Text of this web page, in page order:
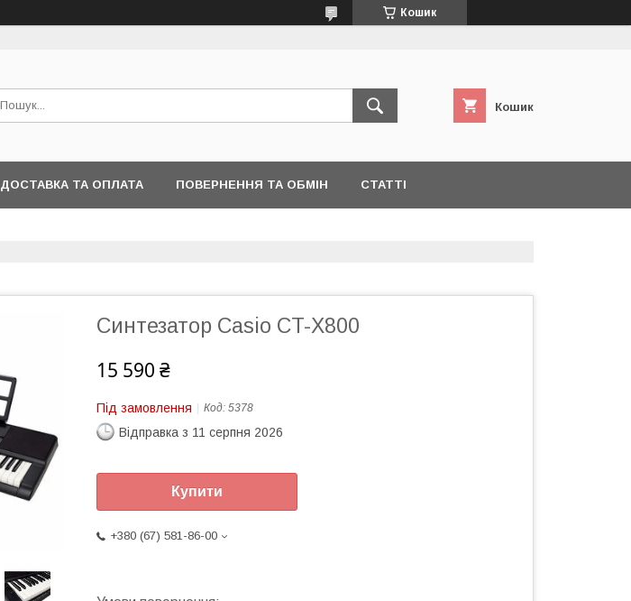
Кошик
Кошик
ДОСТАВКА ТА ОПЛАТА ПОВЕРНЕННЯ ТА ОБМІН СТАТТІ
Синтезатор Casio CT-X800
15 590 ₴
Під замовлення Код: 5378
Відправка з 11 серпня 2026
Купити
+380 (67) 581-86-00